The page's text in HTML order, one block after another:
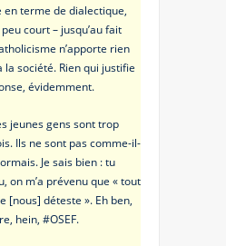
en terme de dialectique,
court – jusqu’au fait
n’apporte rien
la société. Rien qui justifie
évidemment.
jeunes gens sont trop
Ils ne sont pas comme-il-
Je sais bien : tu
on m’a prévenu que « tout
[nous] déteste ». Eh ben,
hein, #OSEF.